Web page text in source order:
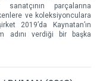
parçalarına
ve koleksiyonculara
2019’da Kaynatan’ın
adını verdiği bir başka